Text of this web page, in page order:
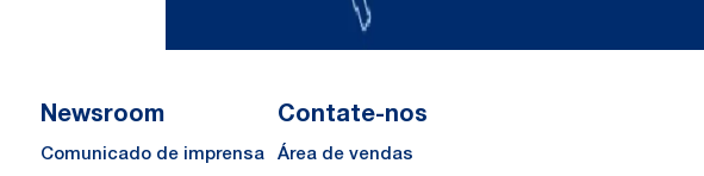
Newsroom
Comunicado de imprensa
Contate-nos
Área de vendas